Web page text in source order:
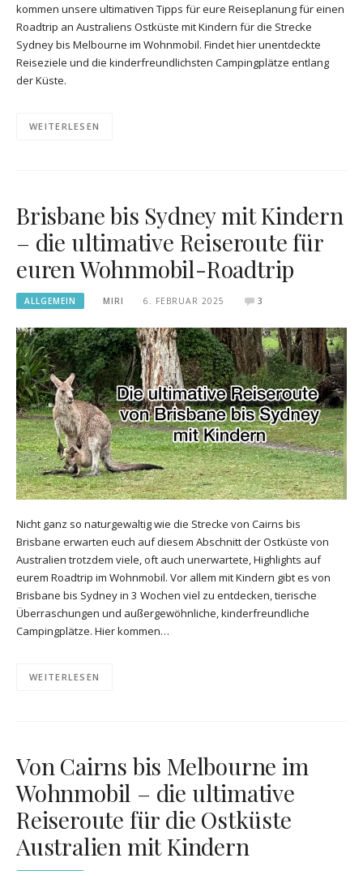
kommen unsere ultimativen Tipps für eure Reiseplanung für einen
Roadtrip an Australiens Ostküste mit Kindern für die Strecke
Sydney bis Melbourne im Wohnmobil. Findet hier unentdeckte
Reiseziele und die kinderfreundlichsten Campingplätze entlang
der Küste.
WEITERLESEN
Brisbane bis Sydney mit Kindern
– die ultimative Reiseroute für
euren Wohnmobil-Roadtrip
ALLGEMEIN MIRI 6. FEBRUAR 2025 3
Nicht ganz so naturgewaltig wie die Strecke von Cairns bis
Brisbane erwarten euch auf diesem Abschnitt der Ostküste von
Australien trotzdem viele, oft auch unerwartete, Highlights auf
eurem Roadtrip im Wohnmobil. Vor allem mit Kindern gibt es von
Brisbane bis Sydney in 3 Wochen viel zu entdecken, tierische
Überraschungen und außergewöhnliche, kinderfreundliche
Campingplätze. Hier kommen…
WEITERLESEN
Von Cairns bis Melbourne im
Wohnmobil – die ultimative
Reiseroute für die Ostküste
Australien mit Kindern